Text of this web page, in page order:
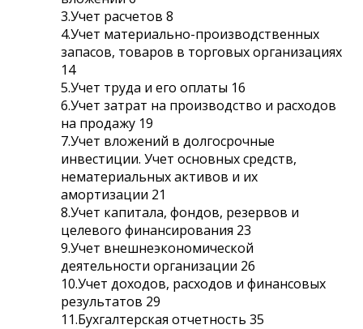
3.Учет расчетов 8
4.Учет материально-производственных
запасов, товаров в торговых организациях
14
5.Учет труда и его оплаты 16
6.Учет затрат на производство и расходов
на продажу 19
7.Учет вложений в долгосрочные
инвестиции. Учет основных средств,
нематериальных активов и их
амортизации 21
8.Учет капитала, фондов, резервов и
целевого финансирования 23
9.Учет внешнеэкономической
деятельности организации 26
10.Учет доходов, расходов и финансовых
результатов 29
11.Бухгалтерская отчетность 35